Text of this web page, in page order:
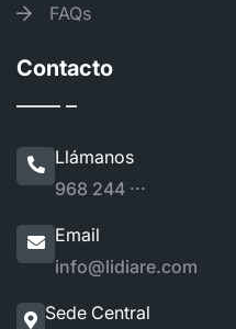
FAQs
Contacto
Llámanos
968 244 ···
Email
info@lidiare.com
Sede Central